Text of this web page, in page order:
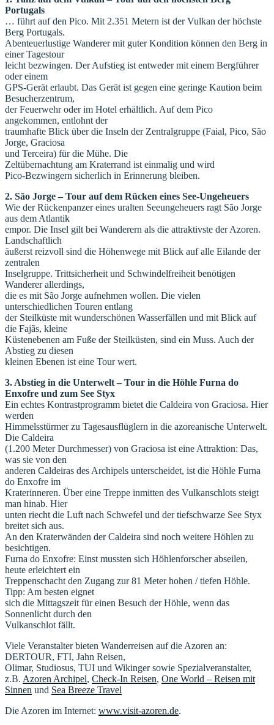
Portugals
… führt auf den Pico. Mit 2.351 Metern ist der Vulkan der höchste
Berg Portugals.
Abenteuerlustige Wanderer mit guter Kondition können den Berg in
einer Tagestour
leicht bezwingen. Der Aufstieg ist entweder mit einem Bergführer
oder einem
GPS-Gerät erlaubt. Das Gerät ist gegen eine geringe Kaution beim
Besucherzentrum,
der Feuerwehr oder im Hotel erhältlich. Auf dem Pico
angekommen, entlohnt der
traumhafte Blick über die Inseln der Zentralgruppe (Faial, Pico, São
Jorge, Graciosa
und Terceira) für die Mühe. Die
Zeltübernachtung am Kraterrand ist einmalig und wird
Pico-Bezwingern sicherlich in Erinnerung bleiben.
2. São Jorge – Tour auf dem Rücken eines See-Ungeheuers
Wie der Rückenpanzer eines uralten Seeungeheuers ragt São Jorge
aus dem Atlantik
empor. Die Insel gilt bei Wanderern als die attraktivste der Azoren.
Landschaftlich
äußerst reizvoll sind die Höhenwege mit Blick auf alle Eilande der
zentralen
Inselgruppe. Trittsicherheit und Schwindelfreiheit benötigen
Wanderer allerdings,
die es mit São Jorge aufnehmen wollen. Die vielen
unterschiedlichen Touren entlang
der Steilküste mit wunderschönen Wasserfällen und mit Blick auf
die Fajãs, kleine
Küstenebenen am Fuße der Steilküsten, sind ein Muss. Auch der
Abstieg zu diesen
kleinen Ebenen ist eine Tour wert.
3. Abstieg in die Unterwelt – Tour in die Höhle Furna do
Enxofre und zum See Styx
Ein echtes Kontrastprogramm bietet die Caldeira von Graciosa. Hier
werden
Himmelsstürmer zu Tagesausflüglern in die azoreanische Unterwelt.
Die Caldeira
(1.200 Meter Durchmesser) von Graciosa ist eine Attraktion: Das,
was sie von den
anderen Caldeiras des Archipels unterscheidet, ist die Höhle Furna
do Enxofre im
Kraterinneren. Über eine Treppe inmitten des Vulkanschlots steigt
man hinab. Hier
unten riecht die Luft nach Schwefel und der tiefschwarze See Styx
breitet sich aus.
An den Kraterwänden der Caldeira sind noch weitere Höhlen zu
besichtigen.
Furna do Enxofre: Einst mussten sich Höhlenforscher abseilen,
heute erleichtert ein
Treppenschacht den Zugang zur 81 Meter hohen / tiefen Höhle.
Tipp: Am besten eignet
sich die Mittagszeit für einen Besuch der Höhle, wenn das
Sonnenlicht durch den
Vulkanschlot fällt.
Viele Veranstalter bieten Wanderreisen auf die Azoren an:
DERTOUR, FTI, Jahn Reisen,
Olimar, Studiosus, TUI und Wikinger sowie Spezialveranstalter,
z.B. Azoren Archipel, Check-In Reisen, One World – Reisen mit
Sinnen und Sea Breeze Travel
Die Azoren im Internet: www.visit-azoren.de.